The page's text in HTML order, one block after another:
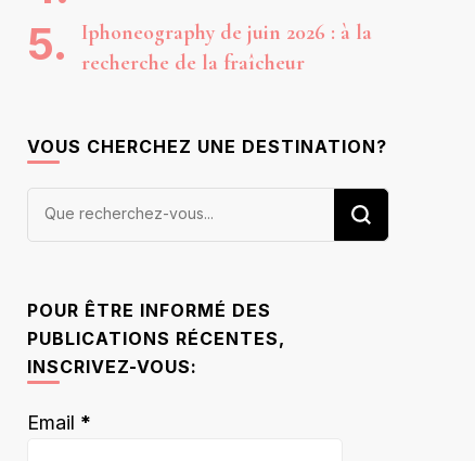
Iphoneography de juin 2026 : à la
recherche de la fraîcheur
VOUS CHERCHEZ UNE DESTINATION?
Vous
POUR ÊTRE INFORMÉ DES
PUBLICATIONS RÉCENTES,
INSCRIVEZ-VOUS:
Email *